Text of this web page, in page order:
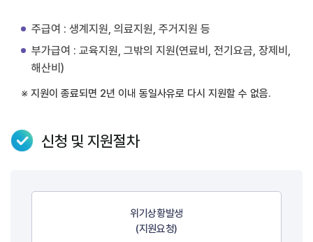
주급여 : 생계지원, 의료지원, 주거지원 등
부가급여 : 교육지원, 그밖의 지원(연료비, 전기요금, 장제비,
해산비)
※ 지원이 종료되면 2년 이내 동일사유로 다시 지원할 수 없음.
신청 및 지원절차
위기상황발생
(지원요청)